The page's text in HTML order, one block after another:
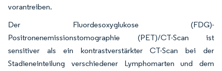
vorantreiben.
Der Fluordesoxyglukose (FDG)-
Positronenemissionstomographie (PET)/CT-Scan ist
sensitiver als ein kontrastverstärkter CT-Scan bei der
Stadieneinteilung verschiedener Lymphomarten und dem